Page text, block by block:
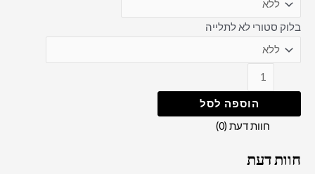
בלוק סטורי לא לתלייה
הוספה לסל
חוות דעת (0)
חוות דעת